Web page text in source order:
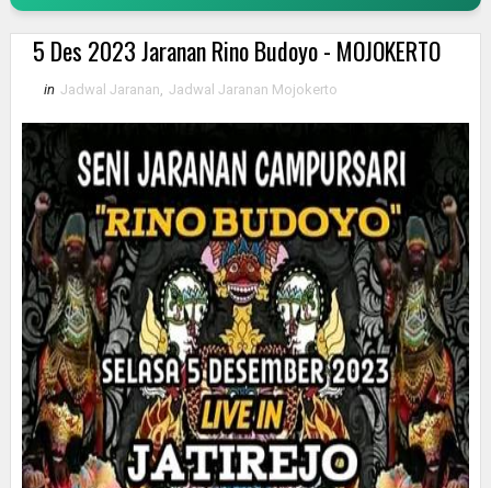
5 Des 2023 Jaranan Rino Budoyo - MOJOKERTO
in Jadwal Jaranan Jadwal Jaranan Mojokerto